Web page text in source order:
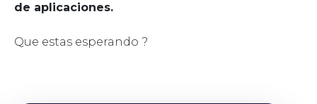
de aplicaciones.
Que estas esperando ?